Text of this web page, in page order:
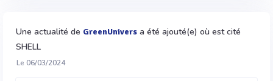
Une actualité de GreenUnivers a été ajouté(e) où est cité
SHELL
Le 06/03/2024